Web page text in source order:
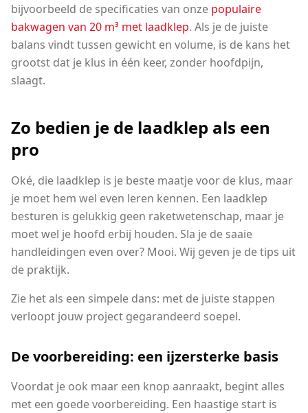
bijvoorbeeld de specificaties van onze populaire
bakwagen van 20 m³ met laadklep. Als je de juiste
balans vindt tussen gewicht en volume, is de kans het
grootst dat je klus in één keer, zonder hoofdpijn,
slaagt.
Zo bedien je de laadklep als een
pro
Oké, die laadklep is je beste maatje voor de klus, maar
je moet hem wel even leren kennen. Een laadklep
besturen is gelukkig geen raketwetenschap, maar je
moet wel je hoofd erbij houden. Sla je de saaie
handleidingen even over? Mooi. Wij geven je de tips uit
de praktijk.
Zie het als een simpele dans: met de juiste stappen
verloopt jouw project gegarandeerd soepel.
De voorbereiding: een ijzersterke basis
Voordat je ook maar een knop aanraakt, begint alles
met een goede voorbereiding. Een haastige start is